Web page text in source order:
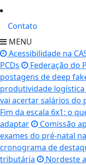
Contato
MENU
Acessibilidade na
PCDs
Federação do
postagens de deep
produtividade
vai acertar salários do
Fim da escala 6x1: o
adaptar
Comissão
exames do pré-natal
cronograma de
tributária
Nordeste